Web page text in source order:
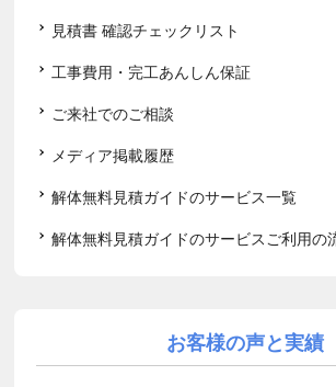
見積書 確認チェックリスト
工事費用・完工あんしん保証
ご来社でのご相談
メディア掲載履歴
解体無料見積ガイドのサービス一覧
解体無料見積ガイドのサービスご利用の
お客様の声と実績